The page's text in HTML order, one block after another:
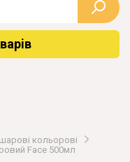
кольорові
Face 500мл